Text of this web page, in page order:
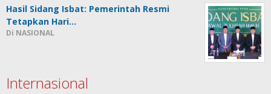
Hasil Sidang Isbat: Pemerintah Resmi
Tetapkan Hari…
Di NASIONAL
Internasional